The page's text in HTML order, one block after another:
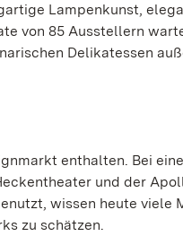
Lampenkunst,
von 85 Ausstellern
Delikatessen
enthalten. Bei
und der
wissen heute viele
zu schätzen.